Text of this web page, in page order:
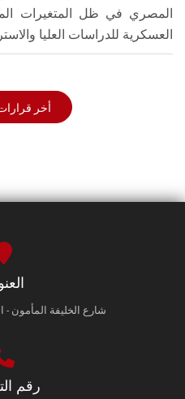
المصري في ظل المتغيرات
العسكرية للدراسات العليا
أخر
شارع الخليفة المأمون -
رقم